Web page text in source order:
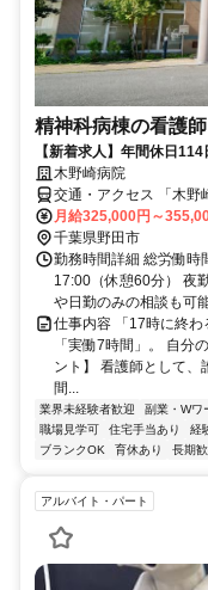
精神科病棟の看護師
【新着求人】年間休日
木野崎病院
交通・アクセス 「木野
月給325,000円～
千葉県野田市
勤務時間詳細 総労働時
17:00（休憩60分） 夜
や日勤のみの相談も可
仕事内容 「17時に終
「実働7時間」。 自分
ント】 看護師として、
間...
業界未経験者歓迎 副業・Wワ
職場見学可
住宅手当あり 経
ブランクOK
育休あり 長期
アルバイト・パート